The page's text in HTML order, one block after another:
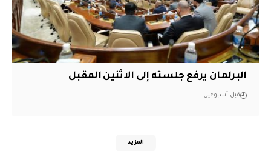
البرلمان يرفع جلسته إلى الاثنين المقبل
قبل أسبوعين
المزيد